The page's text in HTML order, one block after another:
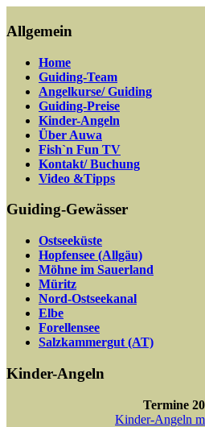
Allgemein
Home
Guiding-Team
Angelkurse/ Guiding
Guiding-Preise
Kinder-Angeln
Über Auwa
Fish`n Fun TV
Kontakt/ Buchung
Video &Tipps
Guiding-Gewässer
Ostseeküste
Hopfensee (Allgäu)
Möhne im Sauerland
Müritz
Nord-Ostseekanal
Elbe
Forellensee
Salzkammergut (AT)
Kinder-Angeln
Termine
Kinder-Angeln